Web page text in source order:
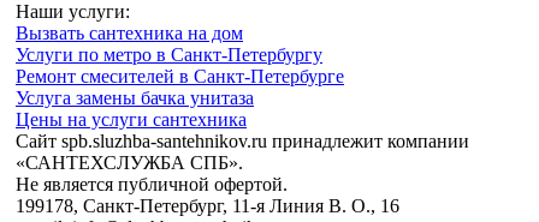
Наши услуги:
Вызвать сантехника на дом
Услуги по метро в Санкт-Петербургу
Ремонт смесителей в Санкт-Петербурге
Услуга замены бачка унитаза
Цены на услуги сантехника
Сайт spb.sluzhba-santehnikov.ru принадлежит компании
«САНТЕХСЛУЖБА СПБ».
Не является публичной офертой.
199178, Санкт-Петербург, 11-я Линия В. О., 16